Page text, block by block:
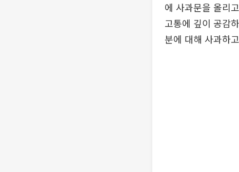
에 사과문을 올리
고통에 깊이 공감
분에 대해 사과하